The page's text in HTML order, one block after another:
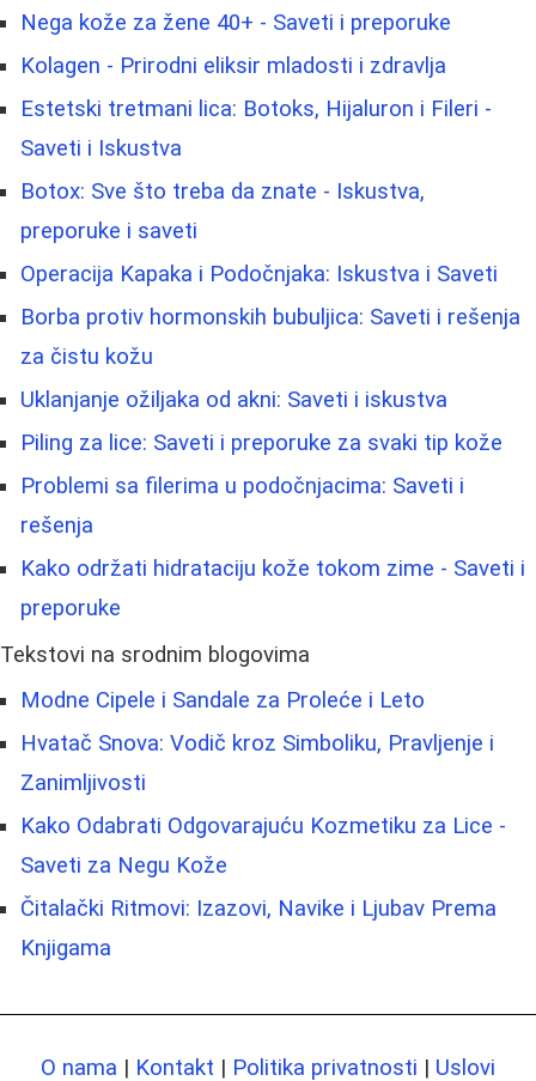
Nega kože za žene 40+ - Saveti i preporuke
Kolagen - Prirodni eliksir mladosti i zdravlja
Estetski tretmani lica: Botoks, Hijaluron i Fileri -
Saveti i Iskustva
Botox: Sve što treba da znate - Iskustva,
preporuke i saveti
Operacija Kapaka i Podočnjaka: Iskustva i Saveti
Borba protiv hormonskih bubuljica: Saveti i rešenja
za čistu kožu
Uklanjanje ožiljaka od akni: Saveti i iskustva
Piling za lice: Saveti i preporuke za svaki tip kože
Problemi sa filerima u podočnjacima: Saveti i
rešenja
Kako održati hidrataciju kože tokom zime - Saveti i
preporuke
Tekstovi na srodnim blogovima
Modne Cipele i Sandale za Proleće i Leto
Hvatač Snova: Vodič kroz Simboliku, Pravljenje i
Zanimljivosti
Kako Odabrati Odgovarajuću Kozmetiku za Lice -
Saveti za Negu Kože
Čitalački Ritmovi: Izazovi, Navike i Ljubav Prema
Knjigama
O nama | Kontakt | Politika privatnosti | Uslovi